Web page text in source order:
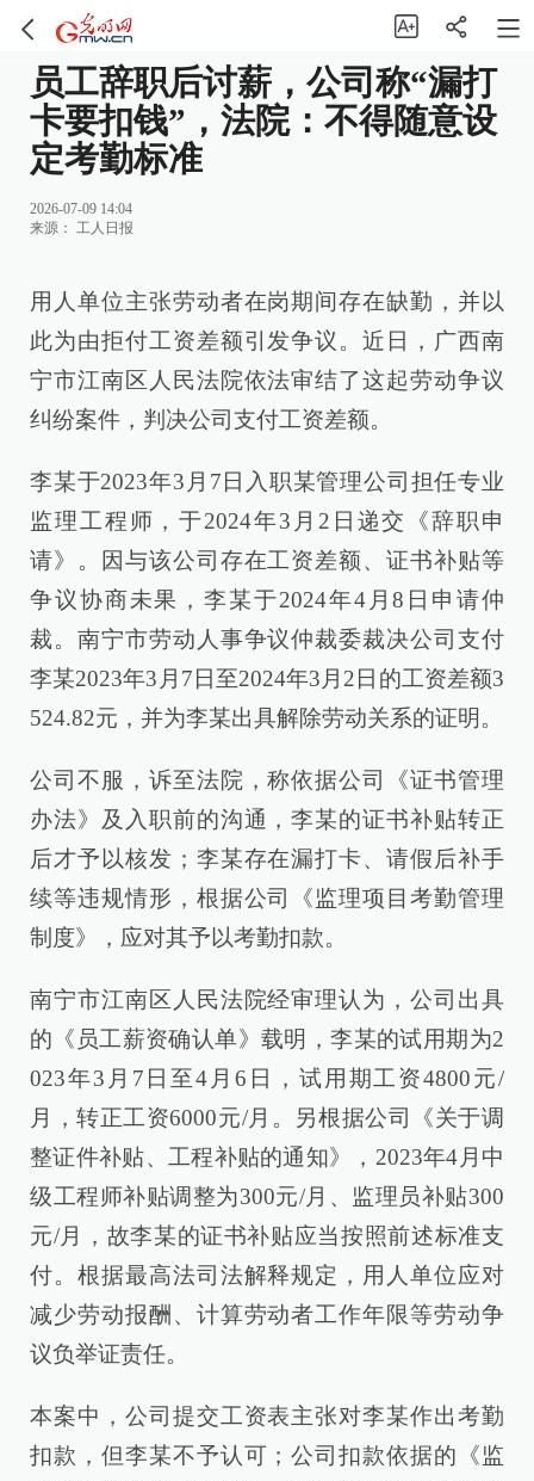
员工辞职后讨薪，公司称“漏打
卡要扣钱”，法院：不得随意设
定考勤标准
2026-07-09 14:04
来源： 工人日报
用人单位主张劳动者在岗期间存在缺勤，并以
此为由拒付工资差额引发争议。近日，广西南
宁市江南区人民法院依法审结了这起劳动争议
纠纷案件，判决公司支付工资差额。
李某于2023年3月7日入职某管理公司担任专业
监理工程师，于2024年3月2日递交《辞职申
请》。因与该公司存在工资差额、证书补贴等
争议协商未果，李某于2024年4月8日申请仲
裁。南宁市劳动人事争议仲裁委裁决公司支付
李某2023年3月7日至2024年3月2日的工资差额3
524.82元，并为李某出具解除劳动关系的证明。
公司不服，诉至法院，称依据公司《证书管理
办法》及入职前的沟通，李某的证书补贴转正
后才予以核发；李某存在漏打卡、请假后补手
续等违规情形，根据公司《监理项目考勤管理
制度》，应对其予以考勤扣款。
南宁市江南区人民法院经审理认为，公司出具
的《员工薪资确认单》载明，李某的试用期为2
023年3月7日至4月6日，试用期工资4800元/
月，转正工资6000元/月。另根据公司《关于调
整证件补贴、工程补贴的通知》，2023年4月中
级工程师补贴调整为300元/月、监理员补贴300
元/月，故李某的证书补贴应当按照前述标准支
付。根据最高法司法解释规定，用人单位应对
减少劳动报酬、计算劳动者工作年限等劳动争
议负举证责任。
本案中，公司提交工资表主张对李某作出考勤
扣款，但李某不予认可；公司扣款依据的《监